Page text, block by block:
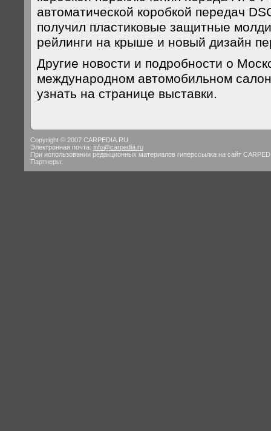
автоматической коробкой передач
получил пластиковые защитные
рейлинги на крыше и новый дизайн
Другие новости и подробности о
международном автомобильном
узнать на странице выставки.
Copyright © 2007 CARPEDIA.RU
Электронная почта: info@carpedia.ru
При использовании редакционных материалов гиперссылка на сайт
Партнеры: